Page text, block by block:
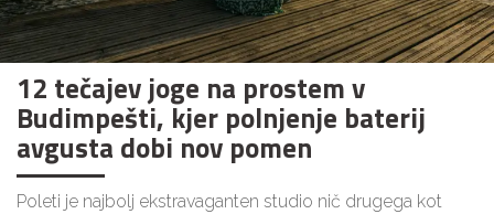
12 tečajev joge na prostem v
Budimpešti, kjer polnjenje baterij
avgusta dobi nov pomen
Poleti je najbolj ekstravaganten studio nič drugega kot